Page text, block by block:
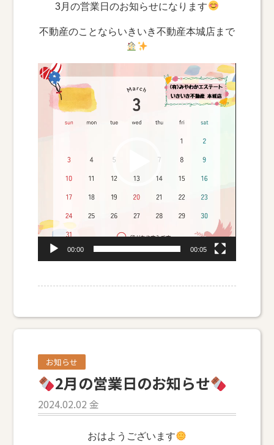
3月の営業日のお知らせになります
不動産のことならいきいき不動産本城店まで
動
画
00:00 00:05
お知らせ
2月の営業日のお知らせ
2024.02.02 金
おはようございます